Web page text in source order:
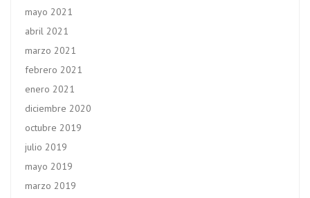
mayo 2021
abril 2021
marzo 2021
febrero 2021
enero 2021
diciembre 2020
octubre 2019
julio 2019
mayo 2019
marzo 2019